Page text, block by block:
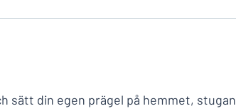
sätt din egen prägel på hemmet, stugan